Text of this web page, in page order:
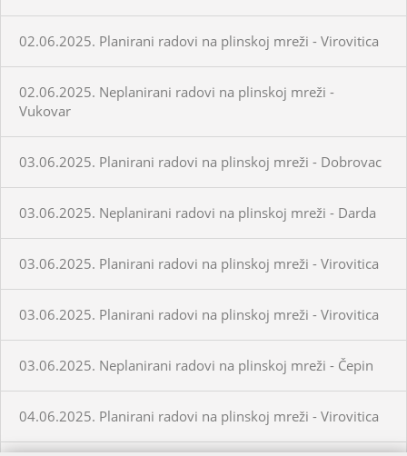
02.06.2025. Planirani radovi na plinskoj mreži - Virovitica
02.06.2025. Neplanirani radovi na plinskoj mreži -
Vukovar
03.06.2025. Planirani radovi na plinskoj mreži - Dobrovac
03.06.2025. Neplanirani radovi na plinskoj mreži - Darda
03.06.2025. Planirani radovi na plinskoj mreži - Virovitica
03.06.2025. Planirani radovi na plinskoj mreži - Virovitica
03.06.2025. Neplanirani radovi na plinskoj mreži - Čepin
04.06.2025. Planirani radovi na plinskoj mreži - Virovitica